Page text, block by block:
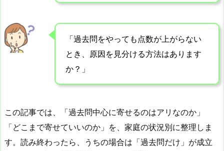
「過去問をやっても点数が上がらない
とき、原因を見分ける方法はあります
か？」
この記事では、「過去問中心に寄せるのはアリなのか」
「どこまで寄せていいのか」を、家庭の状況別に整理しま
す。読み終わったら、うちの場合は「過去問だけ」が成立